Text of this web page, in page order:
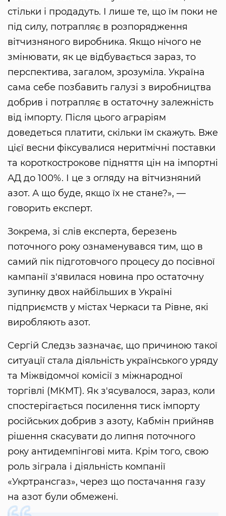
стільки і продадуть. І лише те, що їм поки не
під силу, потрапляє в розпорядження
вітчизняного виробника. Якщо нічого не
змінювати, як це відбувається зараз, то
перспектива, загалом, зрозуміла. Україна
сама себе позбавить галузі з виробництва
добрив і потрапляє в остаточну залежність
від імпорту. Після цього аграріям
доведеться платити, скільки їм скажуть. Вже
цієї весни фіксувалися неритмічні поставки
та короткострокове підняття цін на імпортні
АД до 100%. І це з огляду на вітчизняний
азот. А що буде, якщо їх не стане?», —
говорить експерт.
Зокрема, зі слів експерта, березень
поточного року ознаменувався тим, що в
самий пік підготовчого процесу до посівної
кампанії з'явилася новина про остаточну
зупинку двох найбільших в Україні
підприємств у містах Черкаси та Рівне, які
виробляють азот.
Сергій Следзь зазначає, що причиною такої
ситуації стала діяльність українського уряду
та Міжвідомчої комісії з міжнародної
торгівлі (МКМТ). Як з'ясувалося, зараз, коли
спостерігається посилення тиск імпорту
російських добрив з азоту, Кабмін прийняв
рішення скасувати до липня поточного
року антидемпінгові мита. Крім того, свою
роль зіграла і діяльність компанії
«Укртрансгаз», через що постачання газу
на азот були обмежені.